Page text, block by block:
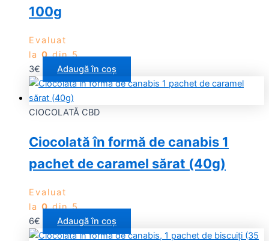
100g
Evaluat
la 0din 5
3€ Adaugă în coș
CIOCOLATĂ CBD
Ciocolată în formă de canabis 1
pachet de caramel sărat (40g)
Evaluat
la 0din 5
6€ Adaugă în coș